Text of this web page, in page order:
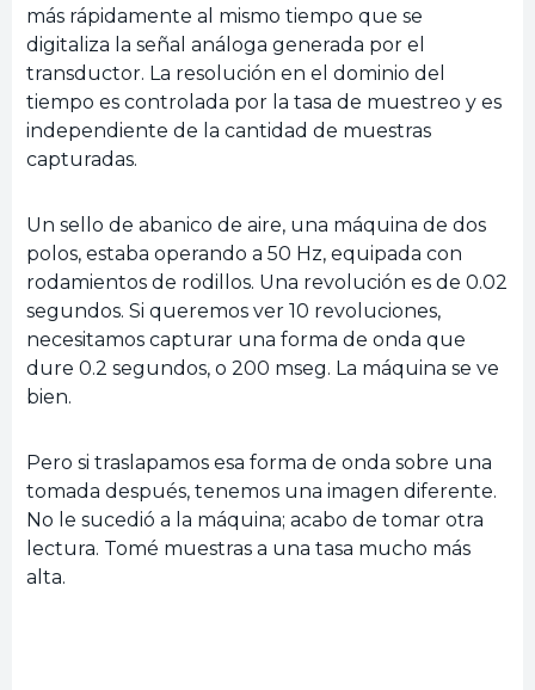
más rápidamente al mismo tiempo que se
digitaliza la señal análoga generada por el
transductor. La resolución en el dominio del
tiempo es controlada por la tasa de muestreo y es
independiente de la cantidad de muestras
capturadas.
Un sello de abanico de aire, una máquina de dos
polos, estaba operando a 50 Hz, equipada con
rodamientos de rodillos. Una revolución es de 0.02
segundos. Si queremos ver 10 revoluciones,
necesitamos capturar una forma de onda que
dure 0.2 segundos, o 200 mseg. La máquina se ve
bien.
Pero si traslapamos esa forma de onda sobre una
tomada después, tenemos una imagen diferente.
No le sucedió a la máquina; acabo de tomar otra
lectura. Tomé muestras a una tasa mucho más
alta.